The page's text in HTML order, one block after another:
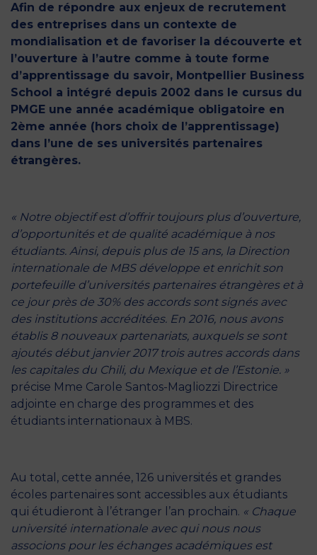
Afin de répondre aux enjeux de recrutement
des entreprises dans un contexte de
mondialisation et de favoriser la découverte et
l’ouverture à l’autre comme à toute forme
d’apprentissage du savoir, Montpellier Business
School a intégré depuis 2002 dans le cursus du
PMGE une année académique obligatoire en
2ème année (hors choix de l’apprentissage)
dans l’une de ses universités partenaires
étrangères.
« Notre objectif est d’offrir toujours plus d’ouverture,
d’opportunités et de qualité académique à nos
étudiants. Ainsi, depuis plus de 15 ans, la Direction
internationale de MBS développe et enrichit son
portefeuille d’universités partenaires étrangères et à
ce jour près de 30% des accords sont signés avec
des institutions accréditées. En 2016, nous avons
établis 8 nouveaux partenariats, auxquels se sont
ajoutés début janvier 2017 trois autres accords dans
les capitales du Chili, du Mexique et de l’Estonie. »
précise Mme Carole Santos-Magliozzi Directrice
adjointe en charge des programmes et des
étudiants internationaux à MBS.
Au total, cette année, 126 universités et grandes
écoles partenaires sont accessibles aux étudiants
qui étudieront à l’étranger l’an prochain. « Chaque
université internationale avec qui nous nous
associons pour les échanges académiques est